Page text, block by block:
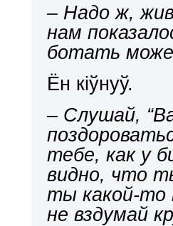
– Надо ж,
нам
ботать
Ён кіўнуў.
– Слушай,
тебе, как у
видно, что
ты какой-то
не вздумай